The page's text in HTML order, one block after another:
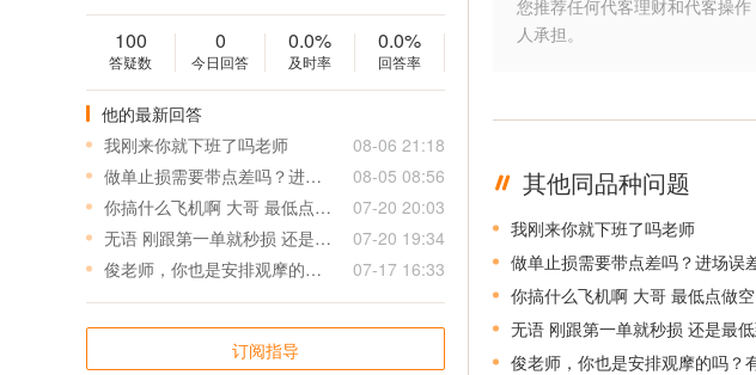
100
答疑数
0
今日回答
0.0%
及时率
0.0%
回答率
他的最新回答
我刚来你就下班了吗老师
08-06 21:18
做单止损需要带点差吗？进场误差多少可以进？
08-05 08:56
你搞什么飞机啊 大哥 最低点做空 最高点做多 害死我了 这损是小损？足足三十美金啊 大哥
07-20 20:03
无语 刚跟第一单就秒损 还是最低到最高损 才刚刚入场 😮‍💨
07-20 19:34
俊老师，你也是安排观摩的吗？有天大亏实盘盈亏如何
07-17 16:33
订阅指导
您推荐任何代客理财和代客操
人承担。
其他同品种问题
我刚来你就下班了吗老师
做单止损需要带点差吗？进场误
你搞什么飞机啊 大哥 最低点做
无语 刚跟第一单就秒损 还是最低
俊老师，你也是安排观摩的吗？